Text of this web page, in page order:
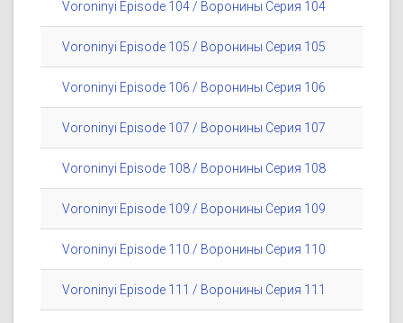
Voroninyi Episode 104 / Воронины Серия 104
Voroninyi Episode 105 / Воронины Серия 105
Voroninyi Episode 106 / Воронины Серия 106
Voroninyi Episode 107 / Воронины Серия 107
Voroninyi Episode 108 / Воронины Серия 108
Voroninyi Episode 109 / Воронины Серия 109
Voroninyi Episode 110 / Воронины Серия 110
Voroninyi Episode 111 / Воронины Серия 111